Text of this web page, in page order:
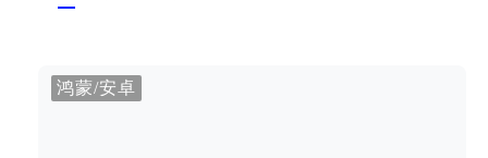
鸿蒙/安卓